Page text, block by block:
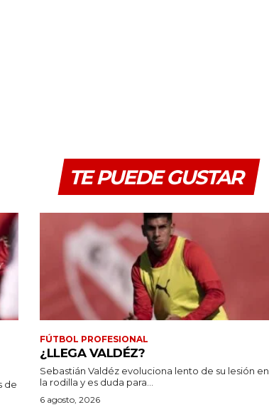
TE PUEDE GUSTAR
de
FÚTBOL PROFESIONAL
¿LLEGA VALDÉZ?
Sebastián Valdéz evoluciona lento de su lesión en
la rodilla y es duda para...
6 agosto, 2026